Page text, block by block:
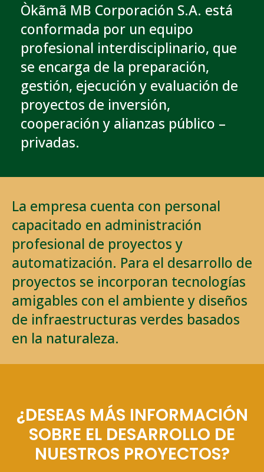
Òkãmã MB Corporación S.A. está
conformada por un equipo
profesional interdisciplinario, que
se encarga de la preparación,
gestión, ejecución y evaluación de
proyectos de inversión,
cooperación y alianzas público –
privadas.
La empresa cuenta con personal
capacitado en administración
profesional de proyectos y
automatización. Para el desarrollo de
proyectos se incorporan tecnologías
amigables con el ambiente y diseños
de infraestructuras verdes basados
en la naturaleza.
¿DESEAS MÁS INFORMACIÓN
SOBRE EL DESARROLLO DE
NUESTROS PROYECTOS?